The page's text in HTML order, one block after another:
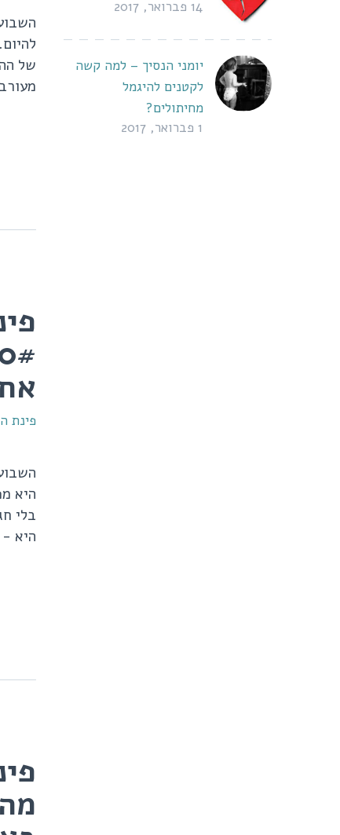
של
פינת
היא
בלי
היא
14 פברואר, 2017
יומני הנסיך – למה קשה
לקטנים להיגמל
מחיתולים?
1 פברואר, 2017